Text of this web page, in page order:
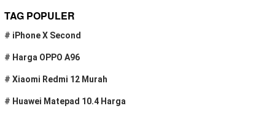
TAG POPULER
# iPhone X Second
# Harga OPPO A96
# Xiaomi Redmi 12 Murah
# Huawei Matepad 10.4 Harga